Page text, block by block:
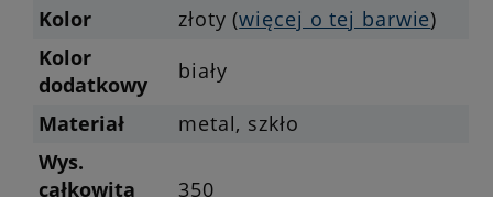
Kolor
złoty (więcej o tej barwie)
Kolor
dodatkowy
biały
Materiał
metal, szkło
Wys.
całkowita
350